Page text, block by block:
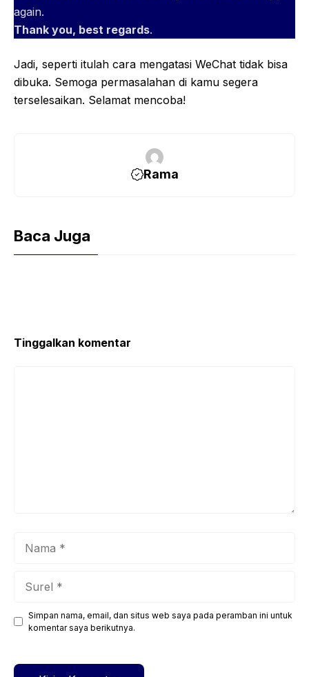
again.
Thank you, best regards.
Jadi, seperti itulah cara mengatasi WeChat tidak bisa
dibuka. Semoga permasalahan di kamu segera
terselesaikan. Selamat mencoba!
Rama
Baca Juga
Tinggalkan komentar
Situs
web
Simpan nama, email, dan situs web saya pada peramban ini untuk
komentar saya berikutnya.